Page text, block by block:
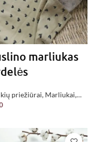
marliukas
priežiūrai, Marliukai,
!